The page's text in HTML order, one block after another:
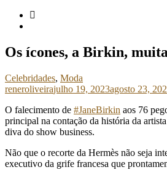
Os ícones, a Birkin,
Celebridades, Moda
reneroliveirajulho 19, 2023agosto 23,
O falecimento de #JaneBirkin aos 76
principal na contação da história da
diva do show business.
Não que o recorte da Hermès não seja
executivo da grife francesa que